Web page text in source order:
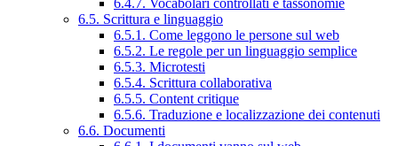
6.4.7. Vocabolari controllati e tassonomie
6.5. Scrittura e linguaggio
6.5.1. Come leggono le persone sul web
6.5.2. Le regole per un linguaggio semplice
6.5.3. Microtesti
6.5.4. Scrittura collaborativa
6.5.5. Content critique
6.5.6. Traduzione e localizzazione dei contenuti
6.6. Documenti